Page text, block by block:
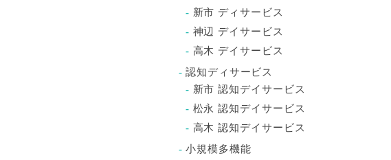
新市 ディサービス
神辺 デイサービス
高木 デイサービス
認知ディサービス
新市 認知デイサービス
松永 認知デイサービス
高木 認知デイサービス
小規模多機能